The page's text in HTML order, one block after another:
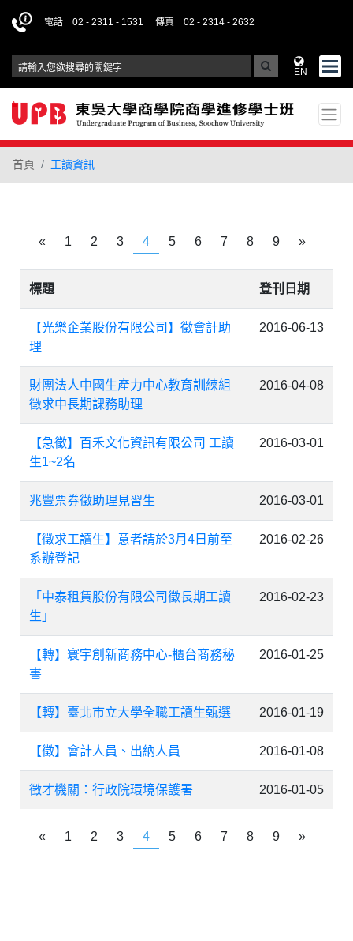
電話 02 - 2311 - 1531 傳真 02 - 2314 - 2632
EN
首頁 工讀資訊
« 1 2 3 4 5 6 7 8 9 »
標題 登刊日期
【光樂企業股份有限公司】徵會計助
理
2016-06-13
財團法人中國生產力中心教育訓練組
徵求中長期課務助理
2016-04-08
【急徵】百禾文化資訊有限公司 工讀
生1~2名
2016-03-01
兆豐票券徵助理見習生 2016-03-01
【徵求工讀生】意者請於3月4日前至
系辦登記
2016-02-26
「中泰租賃股份有限公司徵長期工讀
生」
2016-02-23
【轉】寰宇創新商務中心-櫃台商務秘
書
2016-01-25
【轉】臺北市立大學全職工讀生甄選 2016-01-19
【徵】會計人員、出納人員 2016-01-08
徵才機關：行政院環境保護署 2016-01-05
« 1 2 3 4 5 6 7 8 9 »